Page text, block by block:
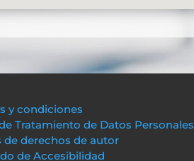
y condiciones
Tratamiento de Datos Personales
de derechos de autor
de Accesibilidad